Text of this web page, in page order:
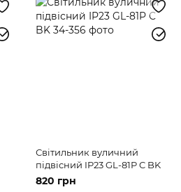
Світильник вуличний
підвісний IP23 GL-81P C BK
820 грн